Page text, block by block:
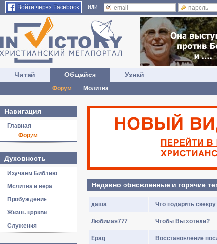
Войти через Facebook или
Читай Общайся
Форум Молитва
Узнай
Навигация
Главная
Форум
Духовность
Изучаем Библию
Молитва и вера
Пробуждение
Жизнь церкви
Служения
Недавно обновленные и горячие
даша Что подарить
Любимая777 Чтобы Вы хотели?
Epag Восстановление